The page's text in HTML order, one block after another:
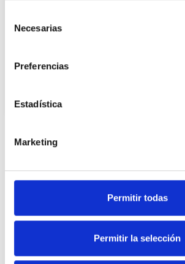
Necesarias
Preferencias
Estadística
Marketing
Permitir todas
Permitir la selección
Biollagen TM
enriquecer nuestro portfolio con
innovadores que promuevan la
ingrediente vegano que imita las
Adecuado para formular
Biollagen destaca por su
más efectivo que el colágeno
Ingredientes
ZINC OXIDO LIGERO EP